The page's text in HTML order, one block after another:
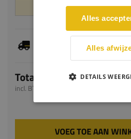
levertijd bedraagt 9-11
Totaal
incl. BTW
VOEG TOE AAN
Alles
Alles
DETAILS